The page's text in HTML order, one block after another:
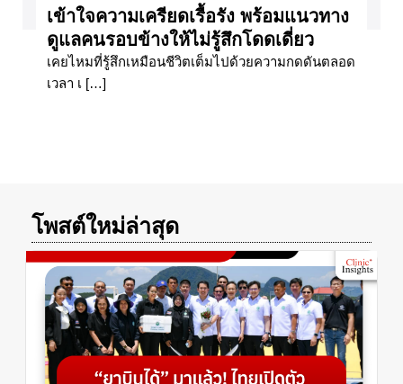
เข้าใจความเครียดเรื้อรัง พร้อมแนวทาง
ดูแลคนรอบข้างให้ไม่รู้สึกโดดเดี่ยว
เคยไหมที่รู้สึกเหมือนชีวิตเต็มไปด้วยความกดดันตลอด
เวลา เ […]
โพสต์ใหม่ล่าสุด